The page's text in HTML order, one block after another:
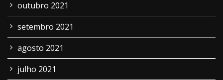
outubro 2021
setembro 2021
agosto 2021
julho 2021